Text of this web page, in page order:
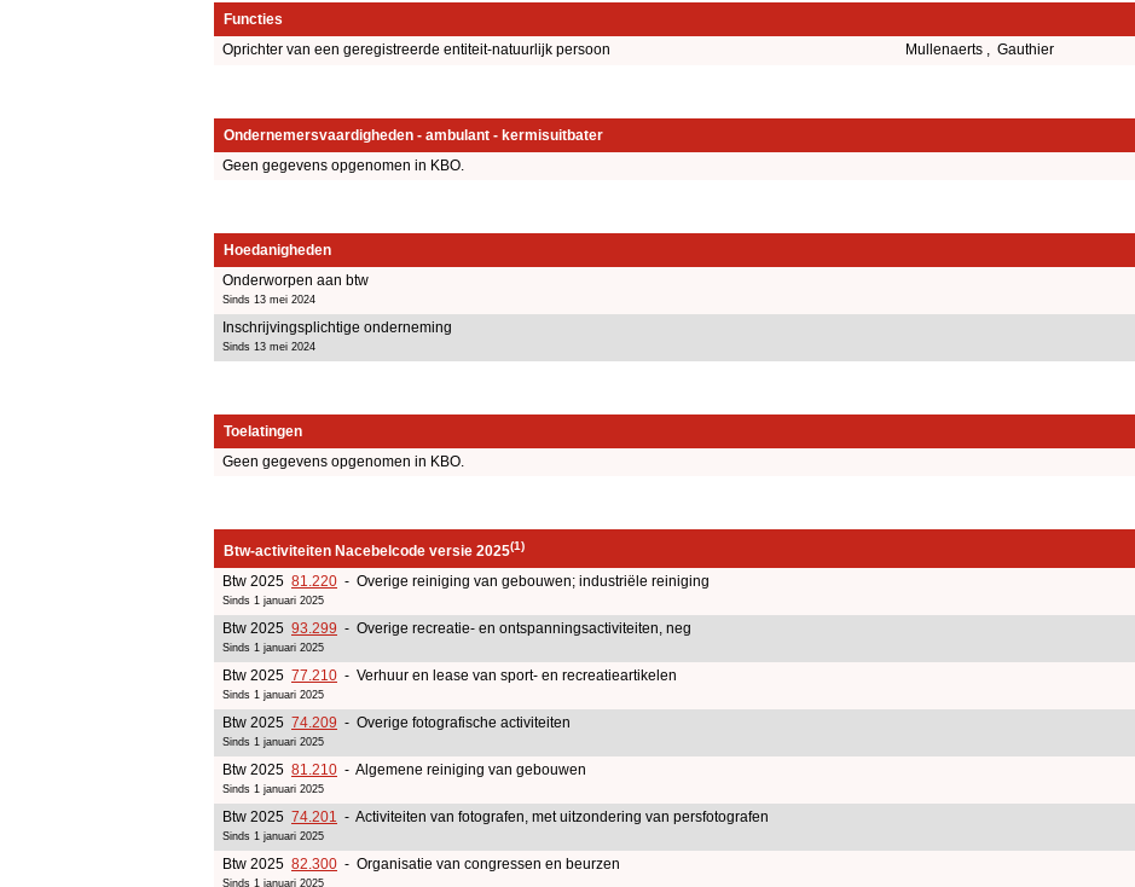
Functies
Oprichter van een geregistreerde entiteit-natuurlijk persoon
Mullenaerts , Gauthier
Ondernemersvaardigheden - ambulant - kermisuitbater
Geen gegevens opgenomen in KBO.
Hoedanigheden
Onderworpen aan btw
Sinds 13 mei 2024
Inschrijvingsplichtige onderneming
Sinds 13 mei 2024
Toelatingen
Geen gegevens opgenomen in KBO.
Btw-activiteiten Nacebelcode versie 2025(1)
Btw 2025 81.220 - Overige reiniging van gebouwen; industriële reiniging
Sinds 1 januari 2025
Btw 2025 93.299 - Overige recreatie- en ontspanningsactiviteiten, neg
Sinds 1 januari 2025
Btw 2025 77.210 - Verhuur en lease van sport- en recreatieartikelen
Sinds 1 januari 2025
Btw 2025 74.209 - Overige fotografische activiteiten
Sinds 1 januari 2025
Btw 2025 81.210 - Algemene reiniging van gebouwen
Sinds 1 januari 2025
Btw 2025 74.201 - Activiteiten van fotografen, met uitzondering van persfotografen
Sinds 1 januari 2025
Btw 2025 82.300 - Organisatie van congressen en beurzen
Sinds 1 januari 2025